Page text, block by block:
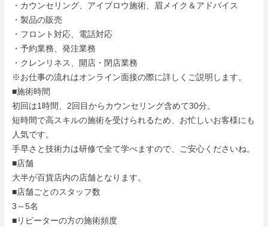
・カウンセリング、アイブロウ施術、眉メイク＆アドバイス
・製品の販売
・フロント対応、電話対応
・予約業務、発注業務
・クレンリネス、開店・閉店業務
※お仕事の流れはオンライン面接の際に詳しくご説明します。
■施術時間
初回は1時間、2回目からカウンセリング含めて30分。
短時間で高スキルの施術を受けられるため、お忙しいお客様にも
人気です。
手早さと技術力は研修で全て学べますので、ご安心くださいね。
■店舗
大半が百貨店内の店舗となります。
■店舗ごとのスタッフ数
3～5名
■リピーターの方の施術頻度